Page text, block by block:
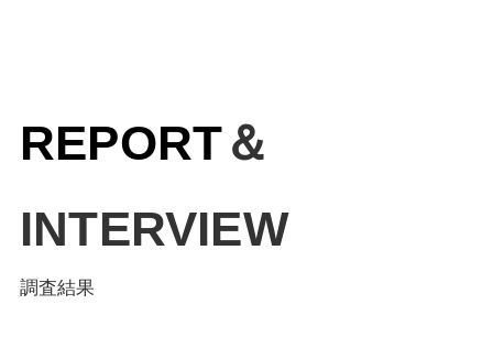
REPORT＆
INTERVIEW
調査結果